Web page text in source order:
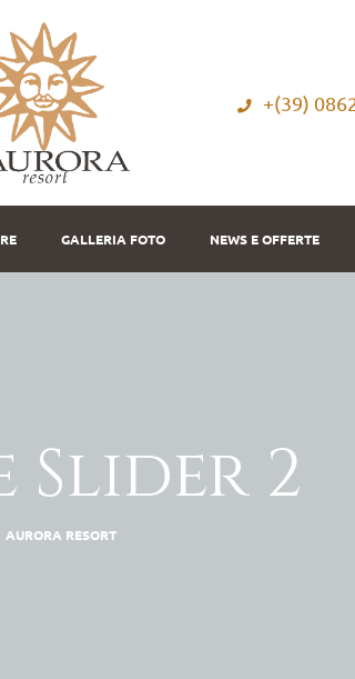
+(39)
GALLERIA FOTO NEWS E OFFERTE
Slider 2
AURORA RESORT